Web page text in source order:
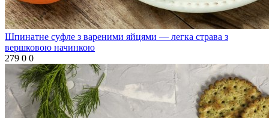
Шпинатне суфле з вареними яйцями — легка страва з
вершковою начинкою
279 0 0